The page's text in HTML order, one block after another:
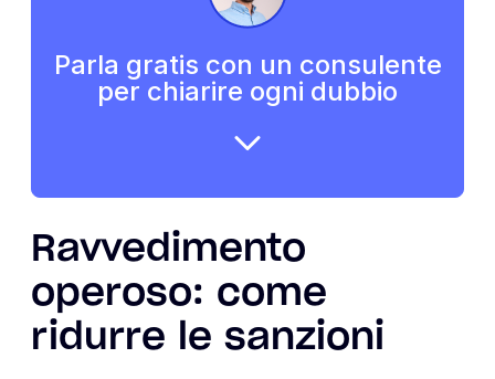
Parla gratis con un consulente
per chiarire ogni dubbio
Ravvedimento
operoso: come
ridurre le sanzioni